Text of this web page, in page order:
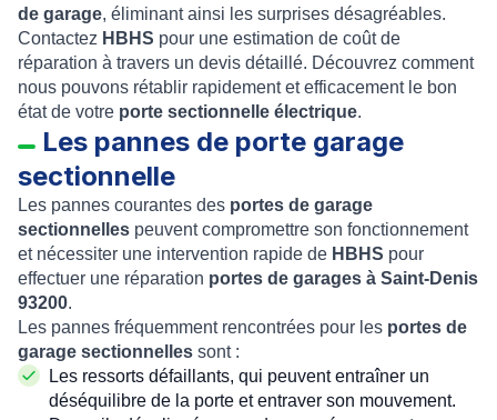
de garage, éliminant ainsi les surprises désagréables.
Contactez HBHS pour une estimation de coût de
réparation à travers un devis détaillé. Découvrez comment
nous pouvons rétablir rapidement et efficacement le bon
état de votre porte sectionnelle électrique.
Les pannes de porte garage
sectionnelle
Les pannes courantes des portes de garage
sectionnelles peuvent compromettre son fonctionnement
et nécessiter une intervention rapide de HBHS pour
effectuer une réparation portes de garages à Saint-Denis
93200.
Les pannes fréquemment rencontrées pour les portes de
garage sectionnelles sont :
Les ressorts défaillants, qui peuvent entraîner un
déséquilibre de la porte et entraver son mouvement.